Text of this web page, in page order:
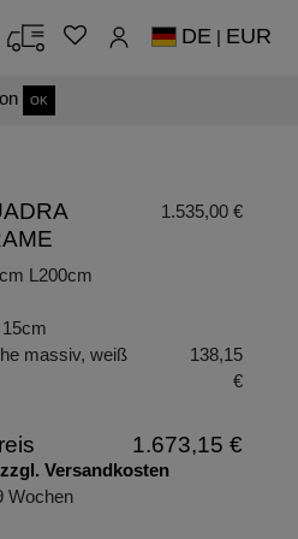
OK
DE | EUR
1.535,00 €
L200cm
15cm
massiv, weiß
138,15
€
1.673,15 €
zzgl. Versandkosten
Wochen